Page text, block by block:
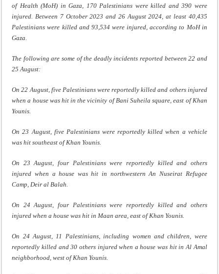
of Health (MoH) in Gaza, 170 Palestinians were killed and 390 were
injured. Between 7 October 2023 and 26 August 2024, at least 40,435
Palestinians were killed and 93,534 were injured, according to MoH in
Gaza.
The following are some of the deadly incidents reported between 22 and
25 August:
On 22 August, five Palestinians were reportedly killed and others injured
when a house was hit in the vicinity of Bani Suheila square, east of Khan
Younis.
On 23 August, five Palestinians were reportedly killed when a vehicle
was hit southeast of Khan Younis.
On 23 August, four Palestinians were reportedly killed and others
injured when a house was hit in northwestern An Nuseirat Refugee
Camp, Deir al Balah.
On 24 August, four Palestinians were reportedly killed and others
injured when a house was hit in Maan area, east of Khan Younis.
On 24 August, 11 Palestinians, including women and children, were
reportedly killed and 30 others injured when a house was hit in Al Amal
neighborhood, west of Khan Younis.